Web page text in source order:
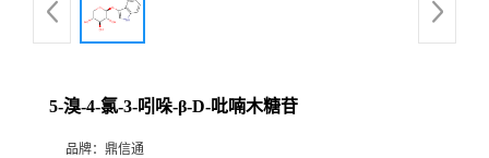
5-溴-4-氯-3-吲哚-β-D-吡喃木糖苷
品牌： 鼎信通